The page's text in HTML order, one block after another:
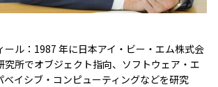
ール：1987 年に日本アイ・ビー・エム株式会
究所でオブジェクト指向、ソフトウェア・エ
ベイシブ・コンピューティングなどを研究